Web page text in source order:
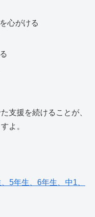
心がける
支援を続けることが、
よ。
5年生、6年生、中1、